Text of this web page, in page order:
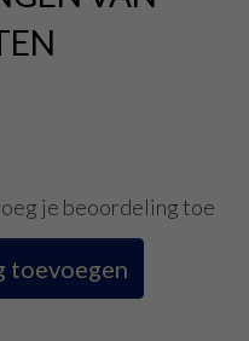
je beoordeling toe
toevoegen